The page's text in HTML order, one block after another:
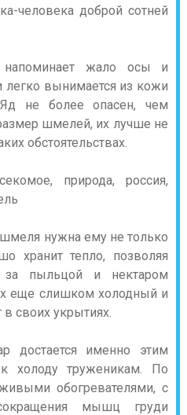
человека доброй сотней
жало осы и
вынимается из кожи
не более опасен, чем
шмелей, их лучше не
обстоятельствах.
шмеля нужна ему не только
хранит тепло, позволяя
за пыльцой и нектаром
еще слишком холодный и
своих укрытиях.
достается именно этим
холоду труженикам. По
обогревателями, с
мышц груди